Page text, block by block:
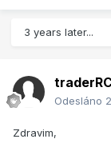
3 years later...
Odesláno
Zdravim,